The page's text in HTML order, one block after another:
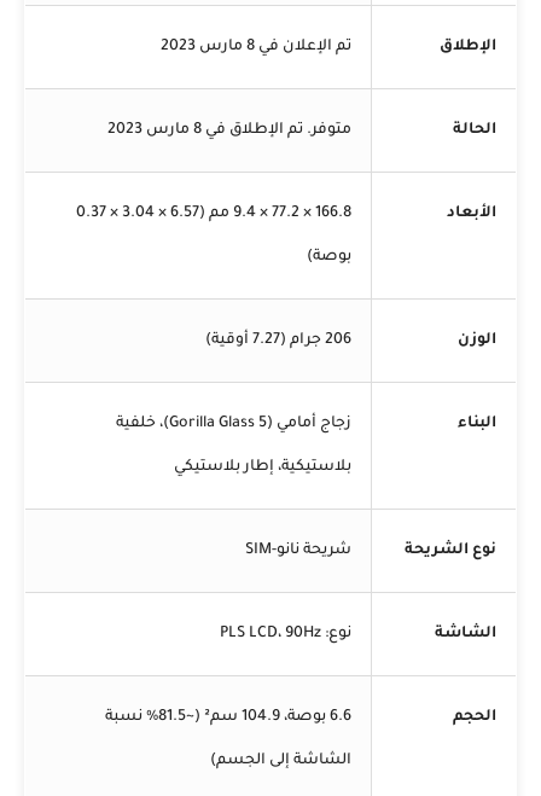
الإطلاق تم الإعلان في 8 مارس 2023
الحالة متوفر. تم الإطلاق في 8 مارس 2023
الأبعاد 166.8 × 77.2 × 9.4 مم (6.57 × 3.04 × 0.37
بوصة)
الوزن 206 جرام (7.27 أوقية)
البناء زجاج أمامي (Gorilla Glass 5)، خلفية
بلاستيكية، إطار بلاستيكي
نوع الشريحة شريحة نانو-SIM
الشاشة نوع: PLS LCD، 90Hz
الحجم 6.6 بوصة، 104.9 سم² (~81.5% نسبة
الشاشة إلى الجسم)